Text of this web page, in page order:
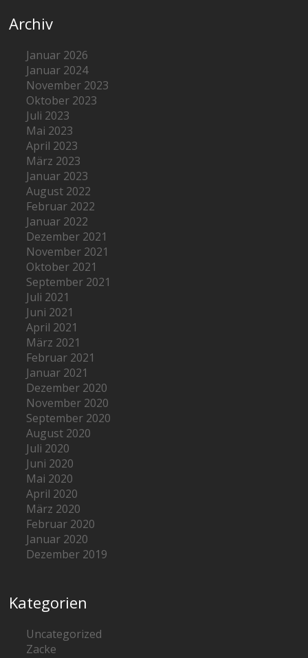
Archiv
Januar 2026
Januar 2024
November 2023
Oktober 2023
Juli 2023
Mai 2023
April 2023
März 2023
Januar 2023
August 2022
Februar 2022
Januar 2022
Dezember 2021
November 2021
Oktober 2021
September 2021
Juli 2021
Juni 2021
April 2021
März 2021
Februar 2021
Januar 2021
Dezember 2020
November 2020
September 2020
August 2020
Juli 2020
Juni 2020
Mai 2020
April 2020
März 2020
Februar 2020
Januar 2020
Dezember 2019
Kategorien
Uncategorized
Zacke